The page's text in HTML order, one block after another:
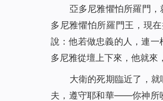
亞多尼雅懼怕所羅門
多尼雅懼怕所羅門王，現
說：他若做忠義的人，連
多尼雅從壇上下來，他就來
大衛的死期臨近了，
夫，遵守耶和華——你神所